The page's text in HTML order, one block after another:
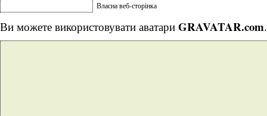
Власна веб-сторінка
Ви можете використовувати аватари GRAVATAR.com.